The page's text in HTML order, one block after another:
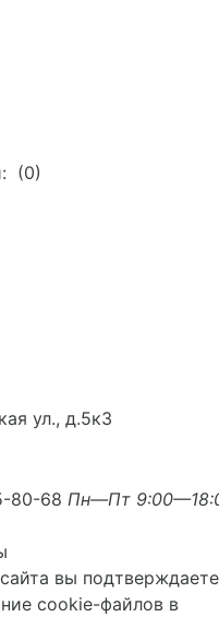
(0)
ул., д.5к3
80-68 Пн—Пт
вы подтверждаете
cookie-файлов в